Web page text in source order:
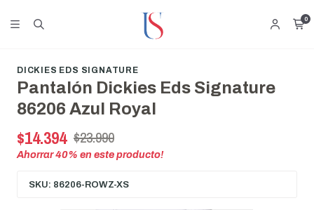
0
DICKIES EDS SIGNATURE
Pantalón Dickies Eds Signature
86206 Azul Royal
$14.394 $23.990
Ahorrar40% en este producto!
SKU: 86206-ROWZ-XS